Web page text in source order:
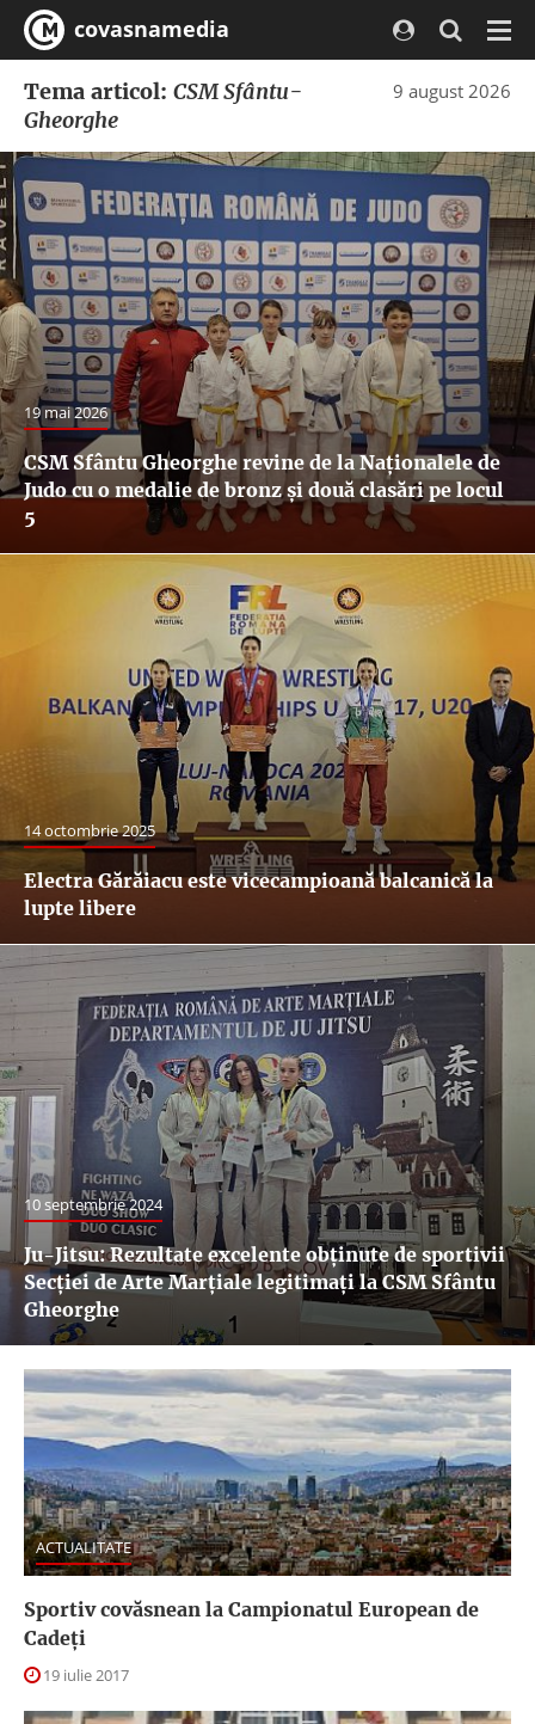
covasnamedia
9 august 2026
Tema articol: CSM Sfântu-
Gheorghe
19 mai 2026
CSM Sfântu Gheorghe revine de la Naționalele de
Judo cu o medalie de bronz și două clasări pe locul
5
14 octombrie 2025
Electra Gărăiacu este vicecampioană balcanică la
lupte libere
10 septembrie 2024
Ju-Jitsu: Rezultate excelente obținute de sportivii
Secției de Arte Marțiale legitimați la CSM Sfântu
Gheorghe
ACTUALITATE
Sportiv covăsnean la Campionatul European de
Cadeți
19 iulie 2017